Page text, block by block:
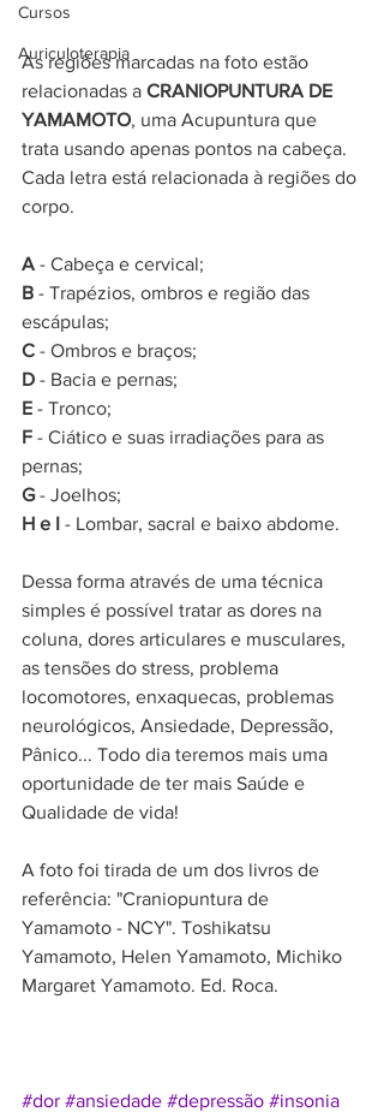
Cursos
Auriculoterapia
As regiões marcadas na foto estão
relacionadas a CRANIOPUNTURA DE
YAMAMOTO, uma Acupuntura que
trata usando apenas pontos na cabeça.
Cada letra está relacionada à regiões do
corpo.
A - Cabeça e cervical;
B - Trapézios, ombros e região das
escápulas;
C - Ombros e braços;
D - Bacia e pernas;
E - Tronco;
F - Ciático e suas irradiações para as
pernas;
G - Joelhos;
H e I - Lombar, sacral e baixo abdome.
Dessa forma através de uma técnica
simples é possível tratar as dores na
coluna, dores articulares e musculares,
as tensões do stress, problema
locomotores, enxaquecas, problemas
neurológicos, Ansiedade, Depressão,
Pânico... Todo dia teremos mais uma
oportunidade de ter mais Saúde e
Qualidade de vida!
A foto foi tirada de um dos livros de
referência: "Craniopuntura de
Yamamoto - NCY". Toshikatsu
Yamamoto, Helen Yamamoto, Michiko
Margaret Yamamoto. Ed. Roca.
#dor #ansiedade #depressão #insonia